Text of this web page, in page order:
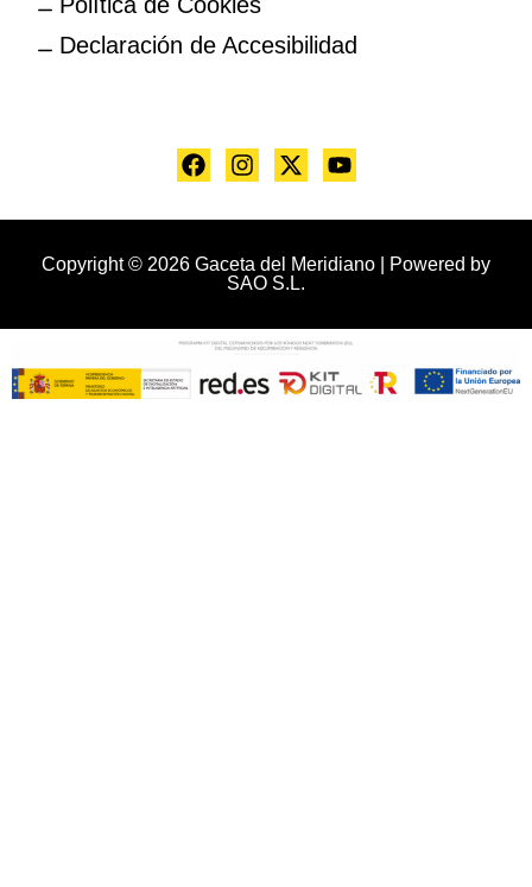
Declaración de Accesibilidad
Copyright © 2026 Gaceta del Meridiano | Powered by
SAO S.L.